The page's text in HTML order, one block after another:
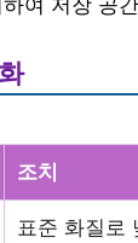
여 저장 공
조치
표준 화질로